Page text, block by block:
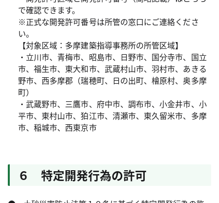
で確認できます。
※正式な開発許可番号は所管の窓口にご連絡くださ
い。
【対象区域：多摩建築指導事務所の所管区域】
・立川市、青梅市、昭島市、日野市、国分寺市、国立
市、福生市、東大和市、武蔵村山市、羽村市、あきる
野市、西多摩郡（瑞穂町、日の出町、檜原村、奥多摩
町）
・武蔵野市、三鷹市、府中市、調布市、小金井市、小
平市、東村山市、狛江市、清瀬市、東久留米市、多摩
市、稲城市、西東京市
６ 特定開発行為の許可